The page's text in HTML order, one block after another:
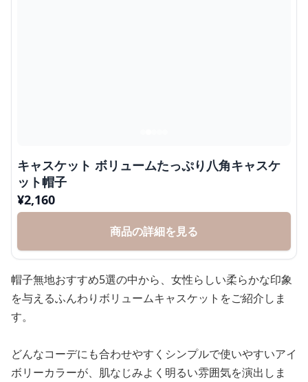
キャスケット ボリュームたっぷり八角キャスケ
ット帽子
¥2,160
商品の詳細を見る
帽子無地おすすめ5選の中から、女性らしい柔らかな印象
を与えるふんわりボリュームキャスケットをご紹介しま
す。
どんなコーデにも合わせやすくシンプルで使いやすいアイ
ボリーカラーが、肌なじみよく明るい雰囲気を演出しま